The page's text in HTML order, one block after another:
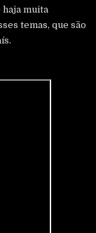
muita
temas, que são